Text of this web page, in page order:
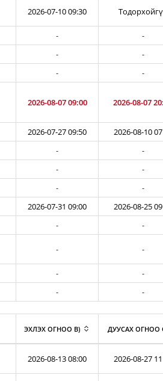
2026-07-10 09:30
-
-
-
-
- -
2026-08-07 09:00 2026-08-07
2026-07-27 09:50
2026-08-10
-
-
-
-
-
-
2026-07-31 09:00
2026-08-25
- -
- -
-
-
-
-
ЭХЛЭХ ОГНОО B) ДУУСАХ ОГНОО
2026-08-13 08:00 2026-08-27